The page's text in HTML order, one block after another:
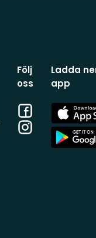
Följ
oss
Facebook
Instagram
Ladda
app
App
Store
App
Store